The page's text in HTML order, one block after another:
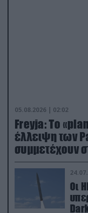
05.08.2026 | 02:02
Freyja: Το
έλλειψη των
συμμετέχουν
Οι